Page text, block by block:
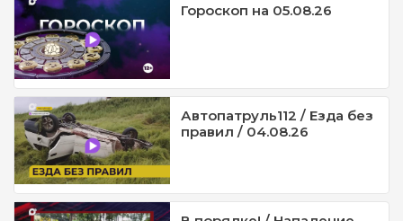
Гороскоп на 05.08.26
Автопатруль112 / Езда без
правил / 04.08.26